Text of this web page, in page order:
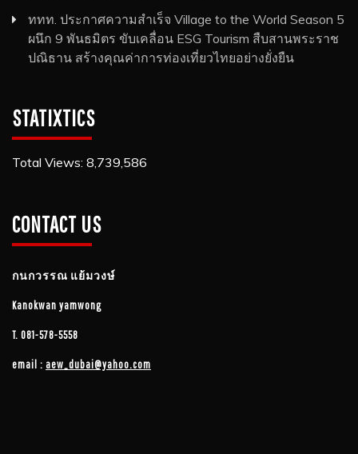
ททท. ประกาศความสำเร็จ Village to the World Season 5
ผนึก 9 พันธมิตร ขับเคลื่อน ESG Tourism สืบสานพระราช
ปณิธาน สร้างคุณค่าการท่องเที่ยวไทยอย่างยั่งยืน
STATIXTICS
Total Views: 8,739,586
CONTACT US
กนกวรรณ​ แย้ม​วงษ์
Kanokwan yamwong
T. 081-578-5558
email : aew_dubai@yahoo.com​